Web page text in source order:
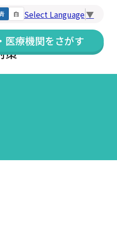
白 Select Language▼
医療機関をさがす
策